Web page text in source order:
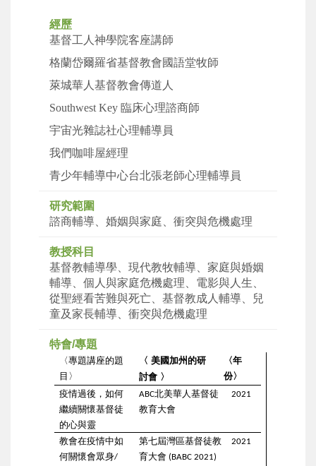
經歷
基督工人神學院客座講師
格蘭岱爾羅省基督教會國語堂牧師
萊城華人基督教會傳道人
Southwest Key 臨床心理諮商師
宇宙光雜誌社心理輔導員
我們咖啡屋經理
青少年輔導中心台北張老師心理輔導員
研究範圍
諮商輔導、婚姻與家庭、衝突與危機處理
教授科目
基督教輔導學、現代教牧輔導、家庭與婚姻
輔導、個人與家庭危機處理、電影與人生、
從聖經看苦難與死亡、基督教成人輔導、兒
童及家長輔導、衝突與危機處理
特會/專題
〈專題講座的題
目〉
〈 美國加州的研
討會 〉
〈年
份〉
疫情過後，如何
繼續關懷基督徒
的心與靈
ABC北美華人基督徒
教育大會
2021
教會在疫情中如
何關懷會眾身/
第七屆灣區基督徒教
育大會 (BABC 2021)
2021